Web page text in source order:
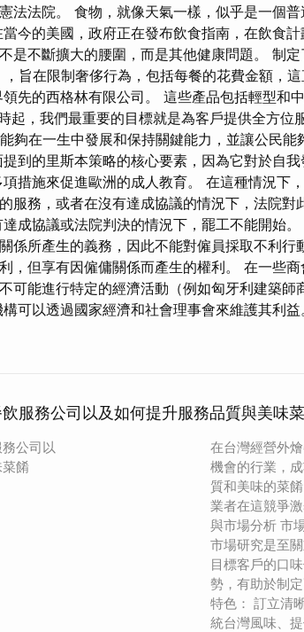
法法院。 食物，就像天氣一樣，似乎是一個
今的美國，政府正在發布飲食指南，在飲食
是不斷擴大的腰圍，而是其他健康問題。 制
旨在限制奢侈行為，包括每餐的花費金額，
先的西格林有限公司。 這些產品包括輕型和
起，我們最重要的目標就是為客戶提供全方位
夠在一生中發展和保持關鍵能力，並讓公民
到的里斯本策略的核心要素，因為它對於自
措施來促進歐洲的成人教育。 在這種情況下
服務，或者在沒有達成協議的情況下，法院對
成協議或法院判決的情況下，罷工不能開始。
係所產生的義務，因此不能對僱員採取不利行
，但享有因僱傭關係而產生的權利。 在一些商
可能進行特定的經濟活動（例如匈牙利建築師
可以透過國家經濟和社會理事會來維護其利益
服務公司以及如何提升服務品質與美味
公司以
餚
在台灣經營外
機會的行業，
質和美味的菜
業者在這競爭
與市場分析 市
市場研究是至
目標客戶的口
勢，有助於制
特色： 訂立清
統台灣風味、